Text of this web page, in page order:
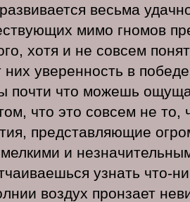
весьма
мимо гномов
хотя и не совсем
уверенность в
почти что можешь
что это совсем не то,
представляющие
и
узнать что-
воздух пронзает